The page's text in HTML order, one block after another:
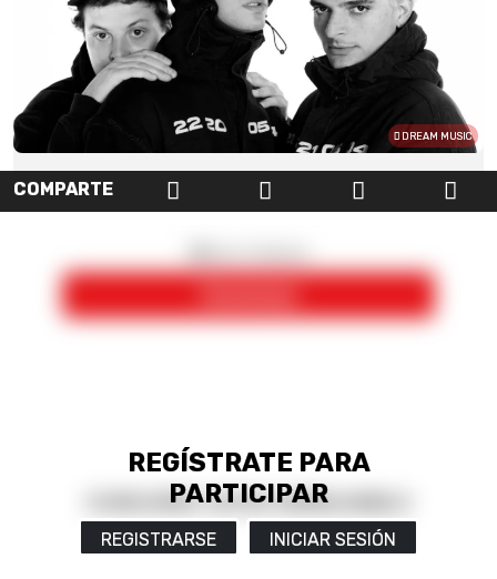
DREAM MUSIC
COMPARTE
REGÍSTRATE PARA
PARTICIPAR
REGISTRARSE INICIAR SESIÓN